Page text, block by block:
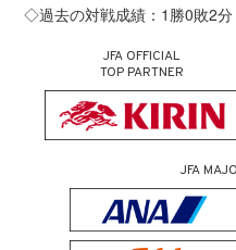
◇過去の対戦成績：1勝0敗2分
JFA OFFICIAL
TOP PARTNER
JFA